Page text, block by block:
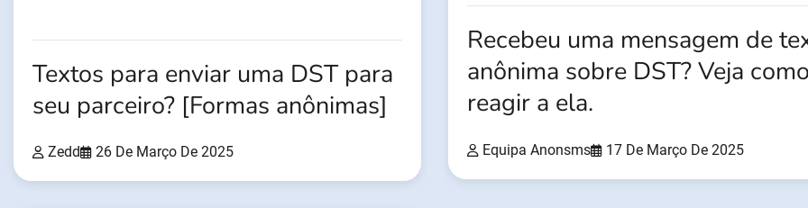
Textos para enviar uma DST para
seu parceiro? [Formas anônimas]
Zedd 26 De Março De 2025
Recebeu uma mensagem de
anônima sobre DST? Veja
reagir a ela.
Equipa Anonsms 17 De Março De 2025